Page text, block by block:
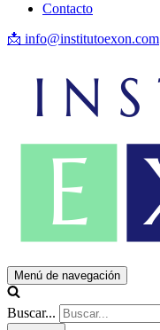
Contacto
📩 info@institutoexon.com
Menú de navegación
Buscar...